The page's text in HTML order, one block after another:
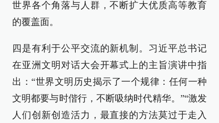
世界各个角落与人群，不断扩大优质高等教育
的覆盖面。
四是有利于公平交流的新机制。习近平总书记
在亚洲文明对话大会开幕式上的主旨演讲中指
出：“世界文明历史揭示了一个规律：任何一种
文明都要与时偕行，不断吸纳时代精华。”“激发
人们创新创造活力，最直接的方法莫过于走入